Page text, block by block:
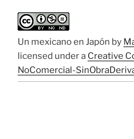
Un mexicano en Japón by
licensed under a Creative
NoComercial-